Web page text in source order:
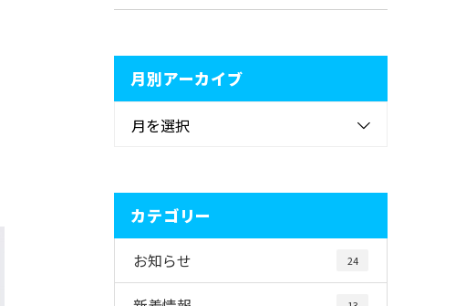
月別アーカイブ
月を選択
カテゴリー
お知らせ 24